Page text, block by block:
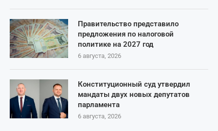
Правительство представило
предложения по налоговой
политике на 2027 год
6 августа, 2026
Конституционный суд утвердил
мандаты двух новых депутатов
парламента
6 августа, 2026